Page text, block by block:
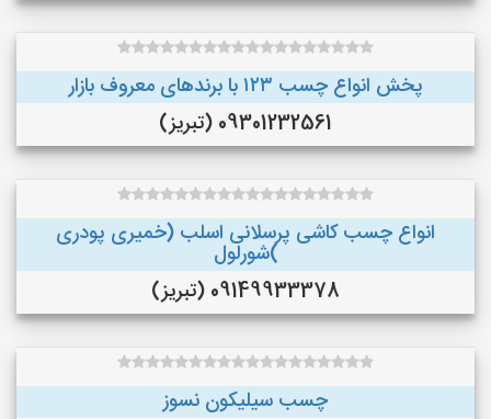
پخش انواع چسب ۱۲۳ با برندهای معروف بازار
09301232561 (تبریز)
انواع چسب کاشی پرسلانی اسلب (خمیری پودری
)شورلول
09149933378 (تبریز)
چسب سیلیکون نسوز